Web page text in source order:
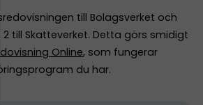
till Bolagsverket och
till Skatteverket. Detta görs smidigt
Online, som fungerar
du har.